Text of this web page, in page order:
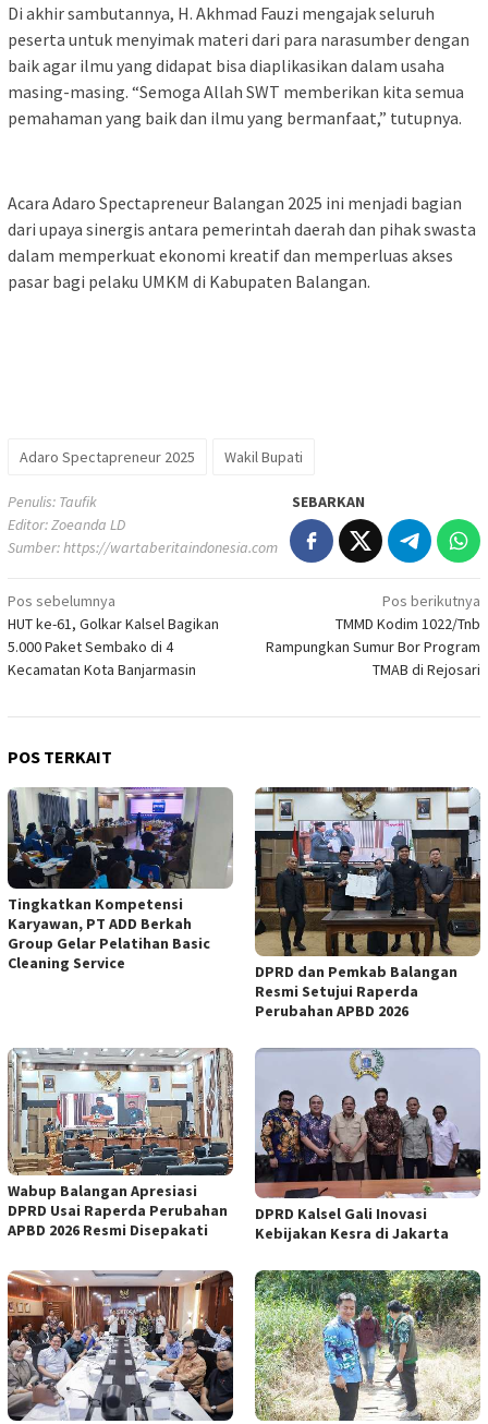
Di akhir sambutannya, H. Akhmad Fauzi mengajak seluruh
peserta untuk menyimak materi dari para narasumber dengan
baik agar ilmu yang didapat bisa diaplikasikan dalam usaha
masing-masing. “Semoga Allah SWT memberikan kita semua
pemahaman yang baik dan ilmu yang bermanfaat,” tutupnya.
Acara Adaro Spectapreneur Balangan 2025 ini menjadi bagian
dari upaya sinergis antara pemerintah daerah dan pihak swasta
dalam memperkuat ekonomi kreatif dan memperluas akses
pasar bagi pelaku UMKM di Kabupaten Balangan.
Adaro Spectapreneur 2025 Wakil Bupati
Penulis: Taufik
Editor: Zoeanda LD
Sumber:https://wartaberitaindonesia.com
SEBARKAN
Navigasi
pos
Pos sebelumnya
HUT ke-61, Golkar Kalsel Bagikan
5.000 Paket Sembako di 4
Kecamatan Kota Banjarmasin
Pos berikutnya
TMMD Kodim 1022/Tnb
Rampungkan Sumur Bor Program
TMAB di Rejosari
POS TERKAIT
Tingkatkan Kompetensi
Karyawan, PT ADD Berkah
Group Gelar Pelatihan Basic
Cleaning Service
DPRD dan Pemkab Balangan
Resmi Setujui Raperda
Perubahan APBD 2026
Wabup Balangan Apresiasi
DPRD Usai Raperda Perubahan
APBD 2026 Resmi Disepakati
DPRD Kalsel Gali Inovasi
Kebijakan Kesra di Jakarta